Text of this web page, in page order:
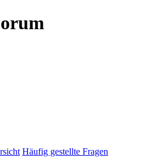
Häufig gestellte Fragen